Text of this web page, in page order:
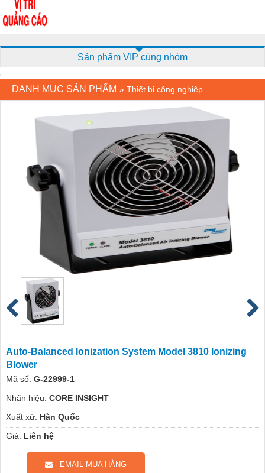
Sản phẩm VIP cùng nhóm
DANH MỤC SẢN PHẨM » Thiết bị công nghiệp
Auto-Balanced Ionization System Model 3810 Ionizing
Blower
Mã số: G-22999-1
Nhãn hiệu: CORE INSIGHT
Xuất xứ: Hàn Quốc
Giá: Liên hệ
EMAIL MUA HÀNG